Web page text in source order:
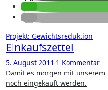
Projekt: Gewichtsreduktion
Einkaufszettel
5. August 2011 1 Kommentar
Damit es morgen mit unserem Projekt los gehen kann, muss
noch eingekauft werden.